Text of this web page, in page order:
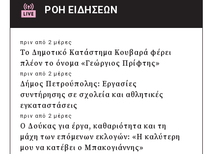
ΡΟΗ ΕΙΔΗΣΕΩΝ
πριν από 2 μέρες
Το Δημοτικό Κατάστημα Κουβαρά φέρει
πλέον το όνομα «Γεώργιος Πρίφτης»
πριν από 2 μέρες
Δήμος Πετρούπολης: Εργασίες
συντήρησης σε σχολεία και αθλητικές
εγκαταστάσεις
πριν από 2 μέρες
Ο Δούκας για έργα, καθαριότητα και τη
μάχη των επόμενων εκλογών: «Η καλύτερη
μου να κατέβει ο Μπακογιάννης»